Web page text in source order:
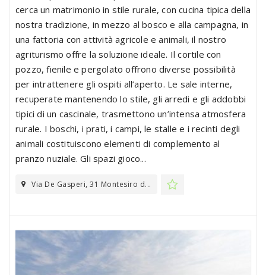
cerca un matrimonio in stile rurale, con cucina tipica della
nostra tradizione, in mezzo al bosco e alla campagna, in
una fattoria con attività agricole e animali, il nostro
agriturismo offre la soluzione ideale. Il cortile con
pozzo, fienile e pergolato offrono diverse possibilità
per intrattenere gli ospiti all’aperto. Le sale interne,
recuperate mantenendo lo stile, gli arredi e gli addobbi
tipici di un cascinale, trasmettono un’intensa atmosfera
rurale. I boschi, i prati, i campi, le stalle e i recinti degli
animali costituiscono elementi di complemento al
pranzo nuziale. Gli spazi gioco...
Via De Gasperi, 31 Montesiro d...